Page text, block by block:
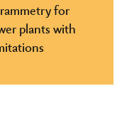
for
plants with